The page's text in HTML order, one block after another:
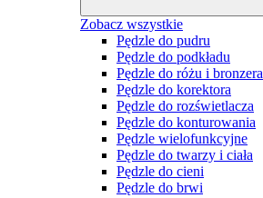
Zobacz wszystkie
Pędzle do pudru
Pędzle do podkładu
Pędzle do różu i bronzera
Pędzle do korektora
Pędzle do rozświetlacza
Pędzle do konturowania
Pędzle wielofunkcyjne
Pędzle do twarzy i ciała
Pędzle do cieni
Pędzle do brwi